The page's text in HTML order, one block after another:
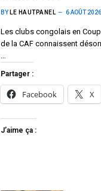
BY LE HAUTPANEL 6 AOÛT 2026
Les clubs congolais en
de la CAF connaissent
…
Partager :
Facebook X
J’aime ça :